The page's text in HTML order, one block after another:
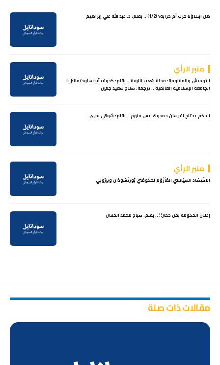
هل ابتلاؤنا حرب أم حرابة؟ (1/2) .. بقلم: د. عبد الله علي إبراهيم
منبر الرأي
التهميش والمقاومة: محنة شعب النوبة .. بقلم: كدوف أبيا هنود/ماليزيا
الجامعة الإسلامية العالمية .. ترجمة: صلاح سعيد جمين
الحكم يحتاج لفرسان حمدوك ليس منهم .. بقلم: شوقي بدري
منبر الرأي
الاقْتِصَاد السِيَاسِي المَأزُوْم لحُكُومَتَي بُورتْسُودَان ونِيرُوبِي
إعلان الحكومة بمن حضر!! .. بقلم: صباح محمد الحسن
مقالات ذات صلة